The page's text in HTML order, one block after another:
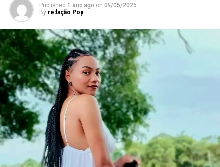
Published 1 ano ago on 09/05/2025
By redação Pop